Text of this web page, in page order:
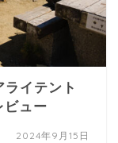
イテント
ビュー
2024年9月15日